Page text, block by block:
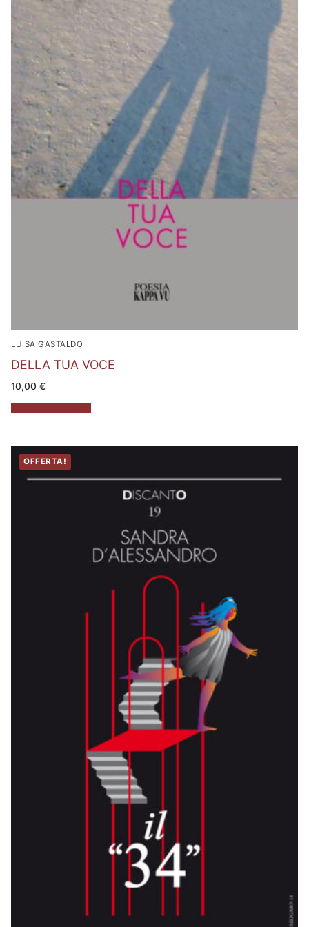
LUISA GASTALDO
DELLA TUA VOCE
10,00 €
OFFERTA!